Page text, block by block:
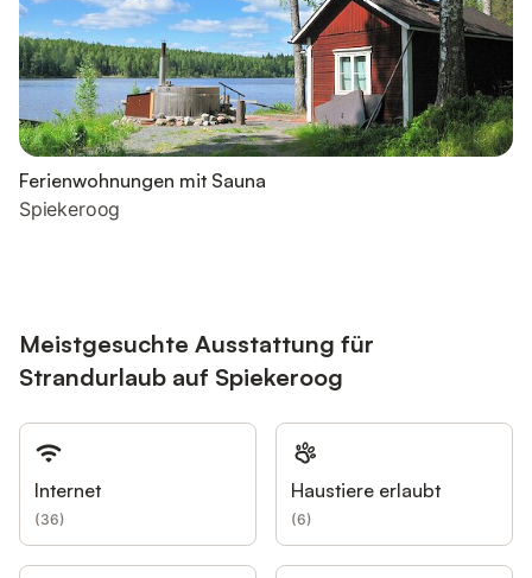
Ferienwohnungen mit Sauna
Spiekeroog
Meistgesuchte Ausstattung für
Strandurlaub auf Spiekeroog
Internet
(36)
Haustiere erlaubt
(6)